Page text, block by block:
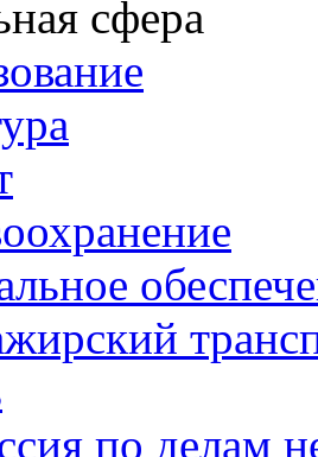
сфера
по делам